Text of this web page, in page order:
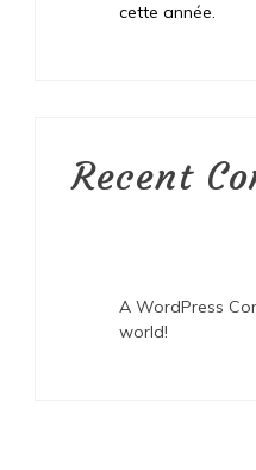
cette année.
Recent
A WordPress
world!